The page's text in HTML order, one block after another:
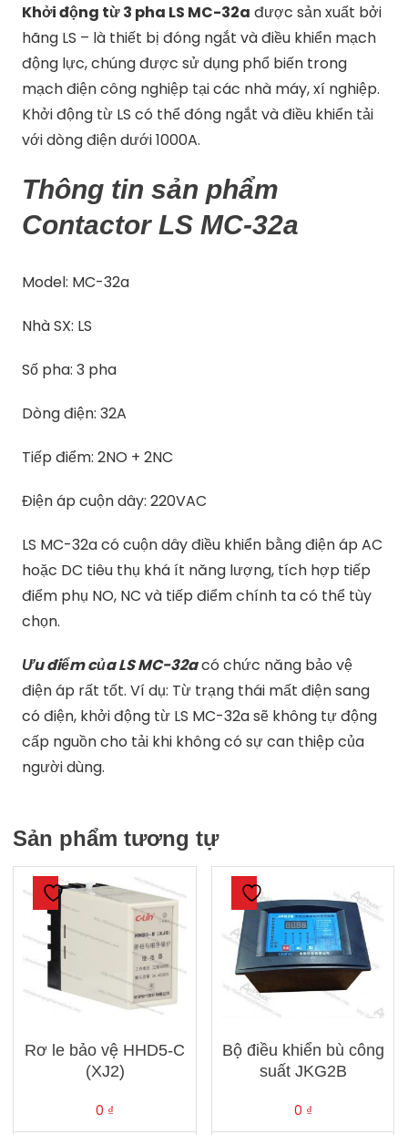
Khởi động từ 3 pha LS MC-32a được sản xuất bởi
hãng LS – là thiết bị đóng ngắt và điều khiển mạch
động lực, chúng được sử dụng phổ biến trong
mạch điện công nghiệp tại các nhà máy, xí nghiệp.
Khởi động từ LS có thể đóng ngắt và điều khiển tải
với dòng điện dưới 1000A.
Thông tin sản phẩm
Contactor LS MC-32a
Model: MC-32a
Nhà SX: LS
Số pha: 3 pha
Dòng điện: 32A
Tiếp điểm: 2NO + 2NC
Điện áp cuộn dây: 220VAC
LS MC-32a có cuộn dây điều khiển bằng điện áp AC
hoặc DC tiêu thụ khá ít năng lượng, tích hợp tiếp
điểm phụ NO, NC và tiếp điểm chính ta có thể tùy
chọn.
Ưu điểm của LS MC-32acó chức năng bảo vệ
điện áp rất tốt. Ví dụ: Từ trạng thái mất điện sang
có điện, khởi động từ LS MC-32a sẽ không tự động
cấp nguồn cho tải khi không có sự can thiệp của
người dùng.
Sản phẩm tương tự
Rơ le bảo vệ HHD5-C
(XJ2)
0 ₫
Bộ điều khiển bù công
suất JKG2B
0 ₫